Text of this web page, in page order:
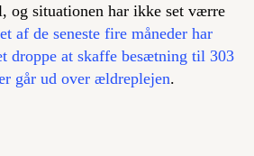
og situationen har ikke set værre
af de seneste fire måneder har
droppe at skaffe besætning til 303
går ud over ældreplejen.